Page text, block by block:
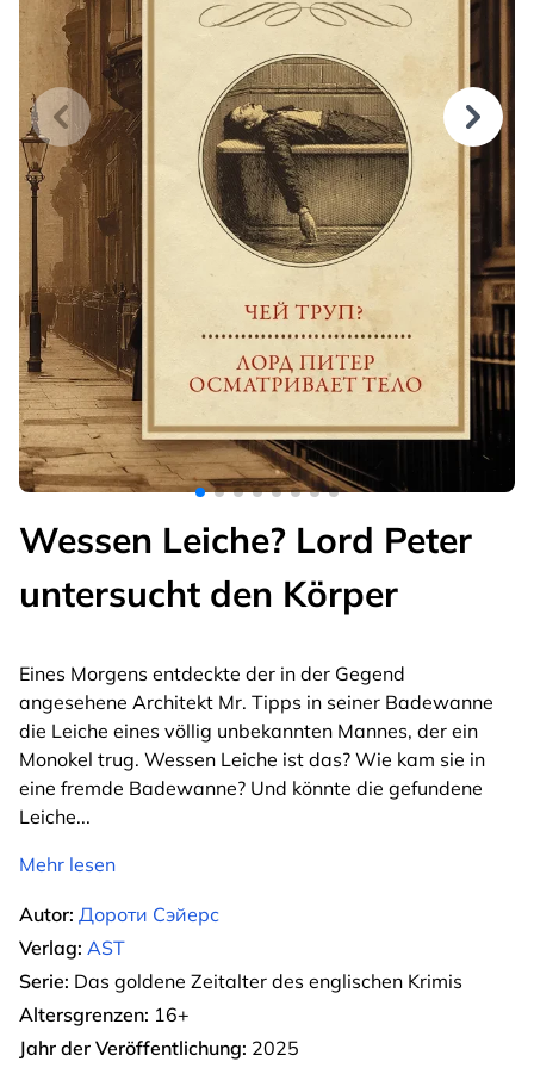
Wessen Leiche? Lord Peter
untersucht den Körper
Eines Morgens entdeckte der in der Gegend
angesehene Architekt Mr. Tipps in seiner Badewanne
die Leiche eines völlig unbekannten Mannes, der ein
Monokel trug. Wessen Leiche ist das? Wie kam sie in
eine fremde Badewanne? Und könnte die gefundene
Leiche...
Mehr lesen
Autor: Дороти Сэйерс
Verlag: AST
Serie: Das goldene Zeitalter des englischen Krimis
Altersgrenzen: 16+
Jahr der Veröffentlichung: 2025